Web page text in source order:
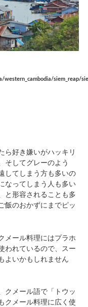
siem_reap/
ら好き嫌いがハッキリ
そしてグレーのよう
してしまう方も多いの
なってしまう人も多い
と形容されることも多
飯のおかずにまでピッ
メール料理にはプラホ
われているので、スー
よいかもしれません
クメール語で「トウッ
クメール料理に広く使